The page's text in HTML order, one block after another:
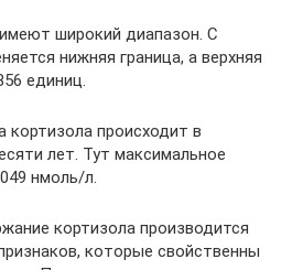
широкий диапазон. С
нижняя граница, а верхняя
единиц.
происходит в
лет. Тут максимальное
нмоль/л.
кортизола производится
которые свойственны